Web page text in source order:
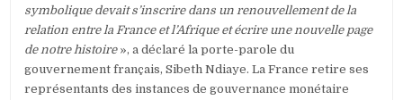
symbolique devait s’inscrire dans un renouvellement de la
relation entre la France et l’Afrique et écrire une nouvelle page
de notre histoire», a déclaré la porte-parole du
gouvernement français, Sibeth Ndiaye. La France retire ses
représentants des instances de gouvernance monétaire